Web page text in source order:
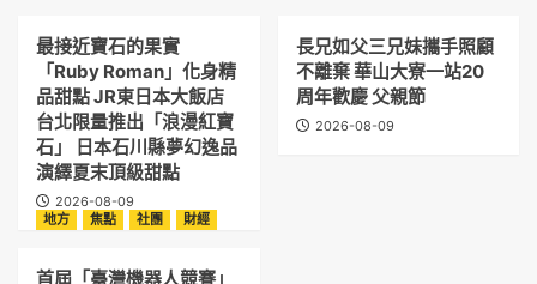
最接近寶石的果實
「Ruby Roman」化身精
品甜點 JR東日本大飯店
台北限量推出「浪漫紅寶
石」 日本石川縣夢幻逸品
演繹夏末頂級甜點
2026-08-09
長兄如父三兄妹攜手照顧
不離棄 華山大寮一站20
周年歡慶 父親節
2026-08-09
地方 焦點 社團 財經
首屆「臺灣機器人競賽」